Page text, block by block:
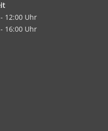
12:00 Uhr
16:00 Uhr